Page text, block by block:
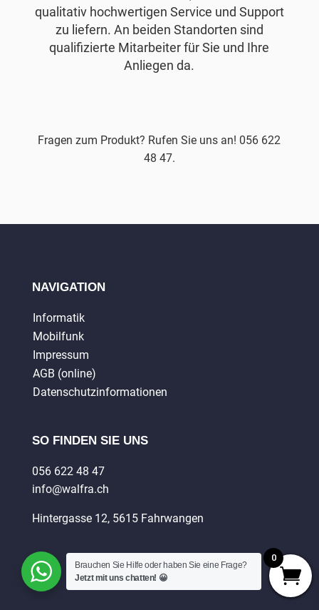
qualitativ hochwertigen Service und Support
zu liefern. An beiden Standorten sind
qualifizierte Mitarbeiter für Sie und Ihre
Anliegen da.
Fragen zum Produkt? Rufen Sie uns an! 056 622
48 47.
NAVIGATION
Informatik
Mobilfunk
Impressum
AGB (online)
Datenschutzinformationen
SO FINDEN SIE UNS
056 622 48 47
info@walfra.ch
Hintergasse 12, 5615 Fahrwangen
Brauchen Sie Hilfe oder haben Sie eine Frage?
Jetzt mit uns chatten! 😀
0